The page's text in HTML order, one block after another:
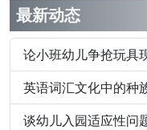
最新动态
论小班幼儿争抢玩具
英语词汇文化中的种
谈幼儿入园适应性问